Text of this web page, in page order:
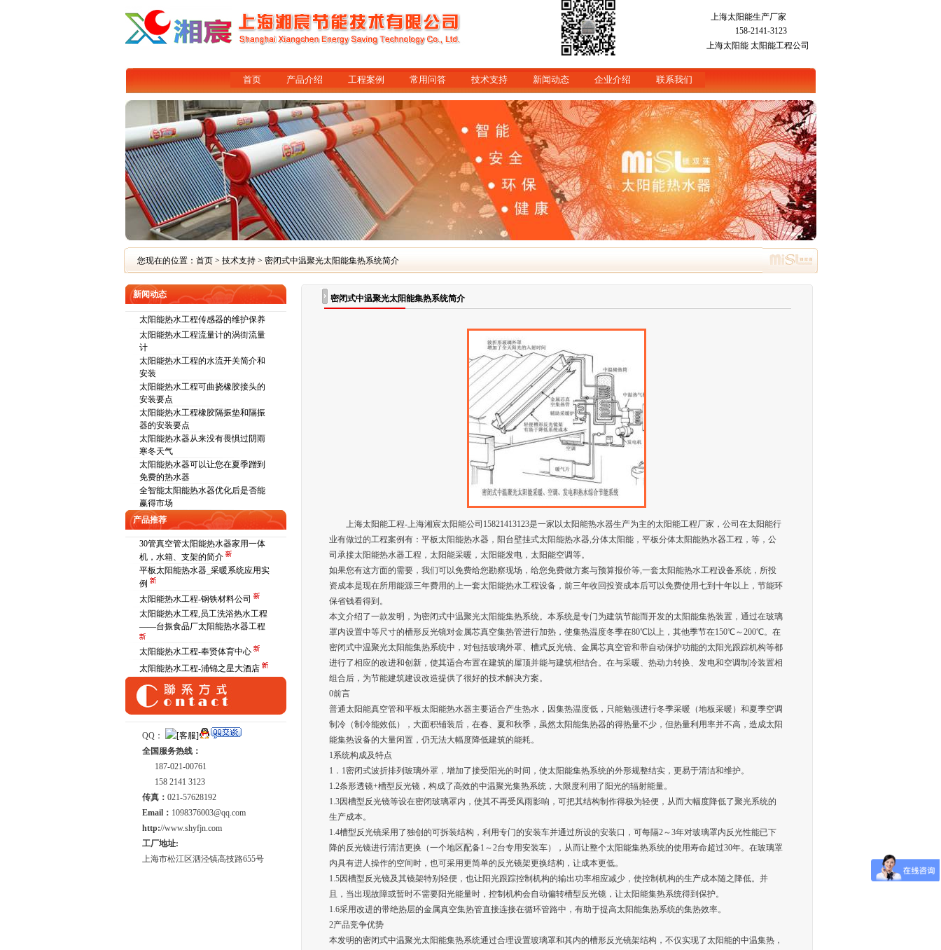
上海太阳能生产厂家
158-2141-3123
上海太阳能 太阳能工程公司
首页 产品介绍 工程案例 常用问答 技术支持 新闻动态 企业介绍 联系我们
您现在的位置： 首页> 技术支持> 密闭式中温聚光太阳能集热系统简介
新闻动态
太阳能热水工程传感器的维护保养
太阳能热水工程流量计的涡街流量
计
太阳能热水工程的水流开关简介和
安装
太阳能热水工程可曲挠橡胶接头的
安装要点
太阳能热水工程橡胶隔振垫和隔振
器的安装要点
太阳能热水器从来没有畏惧过阴雨
寒冬天气
太阳能热水器可以让您在夏季蹭到
免费的热水器
全智能太阳能热水器优化后是否能
赢得市场
产品推荐
30管真空管太阳能热水器家用一体
机，水箱、支架的简介
平板太阳能热水器_采暖系统应用实
例
太阳能热水工程-钢铁材料公司
太阳能热水工程,员工洗浴热水工程
——台振食品厂太阳能热水器工程
太阳能热水工程-奉贤体育中心
太阳能热水工程-浦锦之星大酒店
QQ：
全国服务热线：
187-021-00761
158 2141 3123
传真： 021-57628192
Email： 1098376003@qq.com
http://www.shyfjn.com
工厂地址:
上海市松江区泗泾镇高技路655号
密闭式中温聚光太阳能集热系统简介
上海太阳能工程-上海湘宸太阳能公司15821413123是一家以太阳能热水器生产为主的太阳能工程厂家，公司在太阳能行
业有做过的工程案例有：平板太阳能热水器，阳台壁挂式太阳能热水器,分体太阳能，平板分体太阳能热水器工程，等，公
司承接太阳能热水器工程，太阳能采暖，太阳能发电，太阳能空调等。
如果您有这方面的需要，我们可以免费给您勘察现场，给您免费做方案与预算报价等,一套太阳能热水工程设备系统，所投
资成本是现在所用能源三年费用的上一套太阳能热水工程设备，前三年收回投资成本后可以免费使用七到十年以上，节能环
保省钱看得到。
本文介绍了一款发明，为密闭式中温聚光太阳能集热系统。本系统是专门为建筑节能而开发的太阳能集热装置，通过在玻璃
罩内设置中等尺寸的槽形反光镜对金属芯真空集热管进行加热，使集热温度冬季在80℃以上，其他季节在150℃～200℃。在
密闭式中温聚光太阳能集热系统中，对包括玻璃外罩、槽式反光镜、金属芯真空管和带自动保护功能的太阳光跟踪机构等都
进行了相应的改进和创新，使其适合布置在建筑的屋顶并能与建筑相结合。在与采暖、热动力转换、发电和空调制冷装置相
组合后，为节能建筑建设改造提供了很好的技术解决方案。
0前言
普通太阳能真空管和平板太阳能热水器主要适合产生热水，因集热温度低，只能勉强进行冬季采暖（地板采暖）和夏季空调
制冷（制冷能效低），大面积铺装后，在春、夏和秋季，虽然太阳能集热器的得热量不少，但热量利用率并不高，造成太阳
能集热设备的大量闲置，仍无法大幅度降低建筑的能耗。
1系统构成及特点
1．1密闭式波折排列玻璃外罩，增加了接受阳光的时间，使太阳能集热系统的外形规整结实，更易于清洁和维护。
1.2条形透镜+槽型反光镜，构成了高效的中温聚光集热系统，大限度利用了阳光的辐射能量。
1.3因槽型反光镜等设在密闭玻璃罩内，使其不再受风雨影响，可把其结构制作得极为轻便，从而大幅度降低了聚光系统的
生产成本。
1.4槽型反光镜采用了独创的可拆装结构，利用专门的安装车并通过所设的安装口，可每隔2～3年对玻璃罩内反光性能已下
降的反光镜进行清洁更换（一个地区配备1～2台专用安装车），从而让整个太阳能集热系统的使用寿命超过30年。在玻璃罩
内具有进人操作的空间时，也可采用更简单的反光镜架更换结构，让成本更低。
1.5因槽型反光镜及其镜架特别轻便，也让阳光跟踪控制机构的输出功率相应减少，使控制机构的生产成本随之降低。并
且，当出现故障或暂时不需要阳光能量时，控制机构会自动偏转槽型反光镜，让太阳能集热系统得到保护。
1.6采用改进的带绝热层的金属真空集热管直接连接在循环管路中，有助于提高太阳能集热系统的集热效率。
2产品竞争优势
本发明的密闭式中温聚光太阳能集热系统通过合理设置玻璃罩和其内的槽形反光镜架结构，不仅实现了太阳能的中温集热，